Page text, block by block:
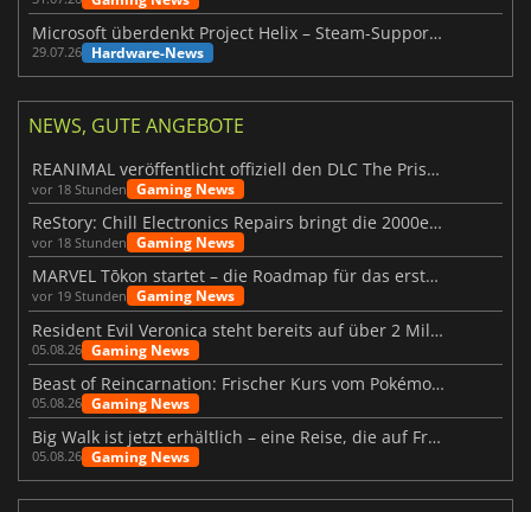
Microsoft überdenkt Project Helix – Steam-Support gefährdet
29.07.26 Hardware-News
NEWS, GUTE ANGEBOTE
REANIMAL veröffentlicht offiziell den DLC The Prisoner
vor 18 Stunden Gaming News
ReStory: Chill Electronics Repairs bringt die 2000er zurück
vor 18 Stunden Gaming News
MARVEL Tōkon startet – die Roadmap für das erste Jahr wurde vorgestellt
vor 19 Stunden Gaming News
Resident Evil Veronica steht bereits auf über 2 Millionen Wunschlisten
05.08.26 Gaming News
Beast of Reincarnation: Frischer Kurs vom Pokémon-Studio
05.08.26 Gaming News
Big Walk ist jetzt erhältlich – eine Reise, die auf Freundschaft basiert
05.08.26 Gaming News